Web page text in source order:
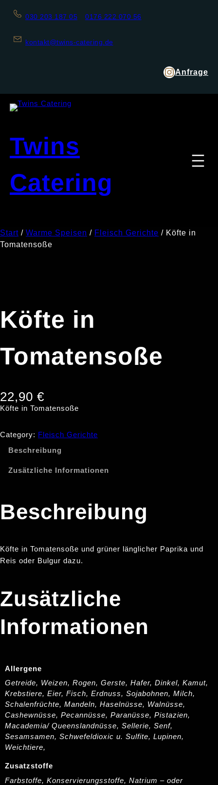
030 203 187 05 0176 222 070 56
kontakt@twins-catering.de
Anfrage
Twins
Catering
Start / Warme Speisen / Fleisch Gerichte / Köfte in
Tomatensoße
Köfte in
Tomatensoße
22,90 €
Köfte in Tomatensoße
Category: Fleisch Gerichte
Beschreibung
Zusätzliche Informationen
Beschreibung
Köfte in Tomatensoße und grüner länglicher Paprika und
Reis oder Bulgur dazu.
Zusätzliche
Informationen
Allergene
Getreide, Weizen, Rogen, Gerste, Hafer, Dinkel, Kamut,
Krebstiere, Eier, Fisch, Erdnuss, Sojabohnen, Milch,
Schalenfrüchte, Mandeln, Haselnüsse, Walnüsse,
Cashewnüsse, Pecannüsse, Paranüsse, Pistazien,
Macademia/ Queenslandnüsse, Sellerie, Senf,
Sesamsamen, Schwefeldioxic u. Sulfite, Lupinen,
Weichtiere,
Zusatzstoffe
Farbstoffe, Konservierungsstoffe, Natrium – oder